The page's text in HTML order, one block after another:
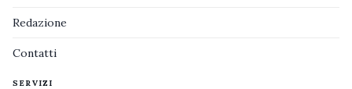
Redazione
Contatti
SERVIZI